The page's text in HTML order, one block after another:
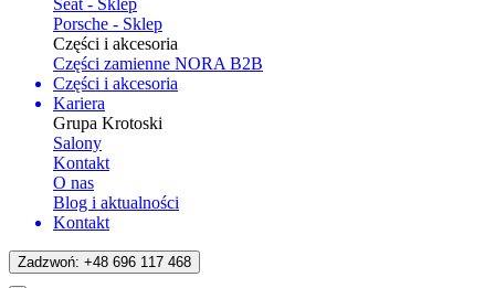
Seat - Sklep
Porsche - Sklep
Części i akcesoria
Części zamienne NORA B2B
Części i akcesoria
Kariera
Grupa Krotoski
Salony
Kontakt
O nas
Blog i aktualności
Kontakt
Zadzwoń: +48 696 117 468